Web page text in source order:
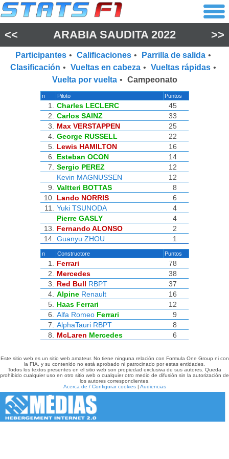
<< ARABIA SAUDITA 2022 >>
Participantes • Calificaciones • Parrilla de salida •
Clasificación • Vueltas en cabeza • Vueltas rápidas •
Vuelta por vuelta • Campeonato
n Piloto Puntos
1. Charles LECLERC
45
2.
Carlos SAINZ
33
3.
Max VERSTAPPEN
25
4. George RUSSELL
22
5.
Lewis HAMILTON
16
6.
Esteban OCON
14
7.
Sergio PEREZ
12
Kevin MAGNUSSEN
12
9.
Valtteri BOTTAS
8
10.
Lando NORRIS
6
11.
Yuki TSUNODA
4
Pierre GASLY
4
13.
Fernando ALONSO
2
14. Guanyu ZHOU 1
n Constructore Puntos
1. Ferrari
78
2.
Mercedes
38
3.
Red Bull RBPT
37
4. Alpine Renault
16
5.
Haas Ferrari
12
6.
Alfa Romeo Ferrari
9
7.
AlphaTauri RBPT
8
8.
McLaren Mercedes 6
Este sitio web es un sitio web amateur. No tiene ninguna relación con Formula One Group ni con
la FIA, y su contenido no está aprobado ni patrocinado por estas entidades.
Todos los textos presentes en el sitio web son propiedad exclusiva de sus autores. Queda
prohibido cualquier uso en otro sitio web o cualquier otro medio de difusión sin la autorización de
los autores correspondientes.
Acerca de / Configurar cookies| Audiencias